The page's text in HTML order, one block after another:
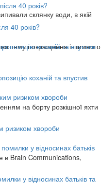
склянку води, в якій
40 років?
тему покращення інтимного
коханій та впустив
на борту розкішної яхти
ризиком хвороби
в Brain Communications,
у відносинах батьків та